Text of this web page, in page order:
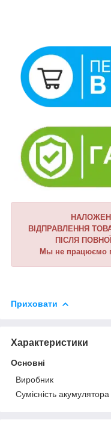
ВІДПРАВЛЕННЯ
ПІСЛЯ
Мы не працюємо
Приховати
Характеристики
Основні
Виробник
Сумісність акумулятора